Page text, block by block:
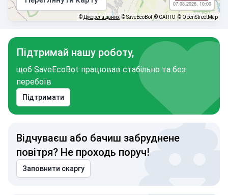
07.08.2026, 10:00
© Джерела даних © SaveEcoBot © CARTO © OpenStreetMap
Підтримай нашу роботу,
щоб SaveEcoBot працював стабільно та без
перебоїв
Підтримати
Відчуваєш або бачиш забруднене
повітря? Не проходь поруч!
Заповнити скаргу